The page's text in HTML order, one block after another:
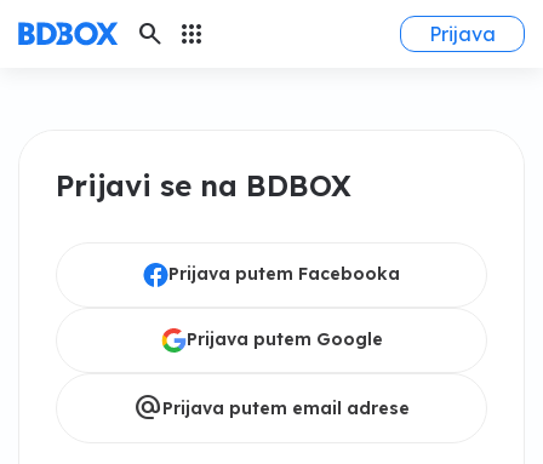
search apps Prijava
Prijavi se na BDBOX
Prijava putem Facebooka
Prijava putem Google
alternate_emailPrijava putem email adrese